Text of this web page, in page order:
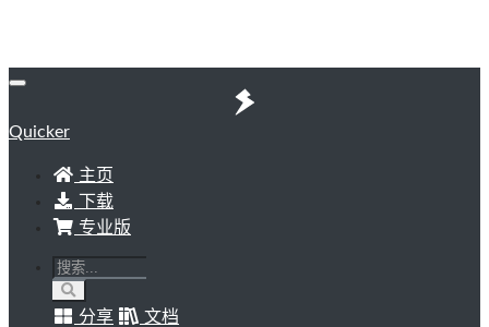
Quicker
主页
下载
专业版
分享
文档